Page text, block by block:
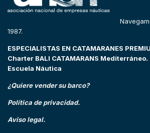
1987.
ESPECIALISTAS EN CATAMARANES
Charter BALI CATAMARANS Mediterráneo.
Escuela Náutica
¿Quiere vender su barco?
Política de privacidad.
Aviso legal.